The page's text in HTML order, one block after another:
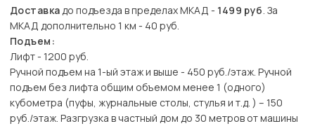
Доставкадо подъезда в пределах МКАД - 1499 руб. За
МКАД дополнительно 1 км - 40 руб.
Подъем:
Лифт - 1200 руб.
Ручной подъем на 1-ый этаж и выше - 450 руб./этаж. Ручной
подъем без лифта общим объемом менее 1 (одного)
кубометра (пуфы, журнальные столы, стулья и т.д. ) – 150
руб./этаж. Разгрузка в частный дом до 30 метров от машины